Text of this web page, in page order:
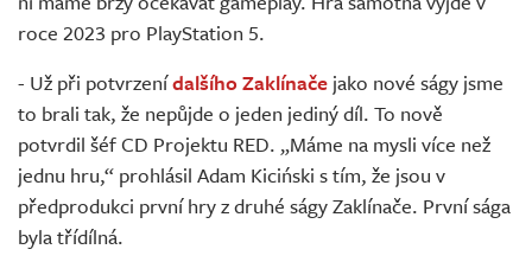
roce 2023 pro PlayStation 5.
- Už při potvrzenídalšího Zaklínače jako nové ságy jsme
to brali tak, že nepůjde o jeden jediný díl. To nově
potvrdil šéf CD Projektu RED. „Máme na mysli více než
jednu hru,“ prohlásil Adam Kiciński s tím, že jsou v
předprodukci první hry z druhé ságy Zaklínače. První sága
byla třídílná.